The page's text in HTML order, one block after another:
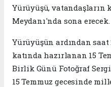
Yürüyüşü, vatandaşların
Meydanı'nda sona erecek.
Yürüyüşün ardından saat
katında hazırlanan 15
Birlik Günü Fotoğraf
15 Temmuz gecesinde